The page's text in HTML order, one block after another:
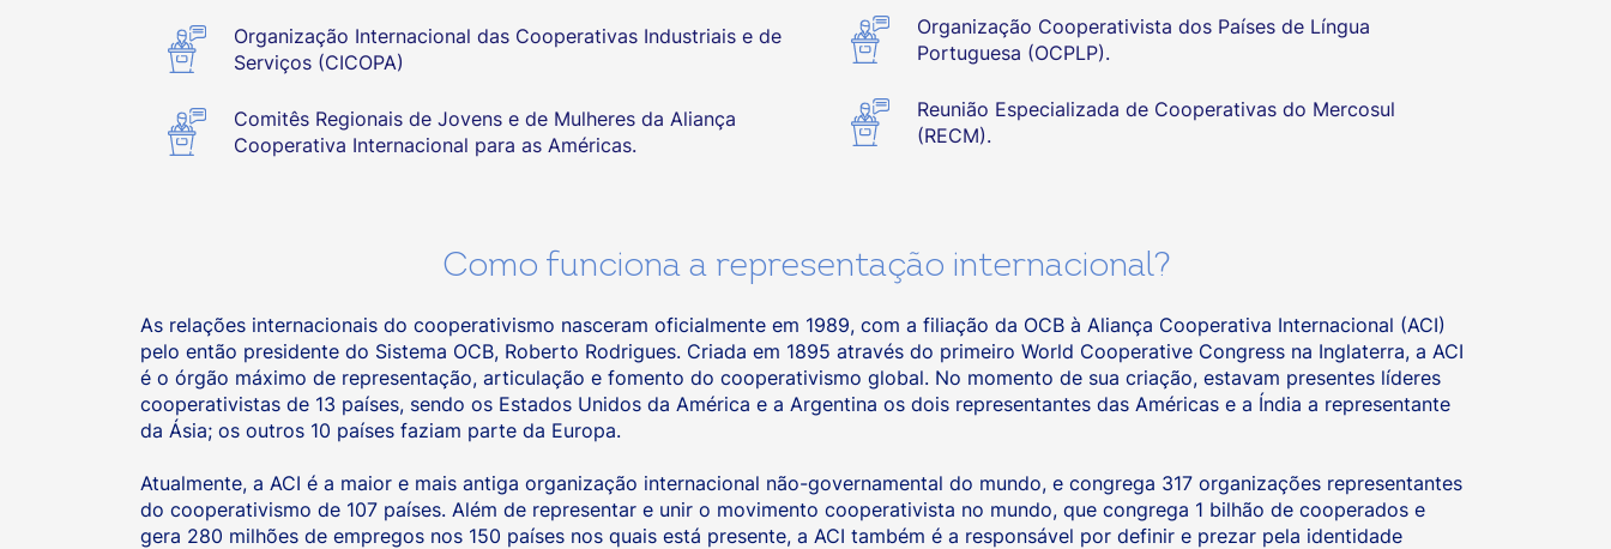
Organização Internacional das Cooperativas Industriais e de
Serviços (CICOPA)
Comitês Regionais de Jovens e de Mulheres da Aliança
Cooperativa Internacional para as Américas.
Organização Cooperativista dos Países de Língua
Portuguesa (OCPLP).
Reunião Especializada de Cooperativas do Mercosul
(RECM).
Como funciona a representação internacional?
As relações internacionais do cooperativismo nasceram oficialmente em 1989, com a filiação da OCB à Aliança Cooperativa Internacional (ACI)
pelo então presidente do Sistema OCB, Roberto Rodrigues. Criada em 1895 através do primeiro World Cooperative Congress na Inglaterra, a ACI
é o órgão máximo de representação, articulação e fomento do cooperativismo global. No momento de sua criação, estavam presentes líderes
cooperativistas de 13 países, sendo os Estados Unidos da América e a Argentina os dois representantes das Américas e a Índia a representante
da Ásia; os outros 10 países faziam parte da Europa.
Atualmente, a ACI é a maior e mais antiga organização internacional não-governamental do mundo, e congrega 317 organizações representantes
do cooperativismo de 107 países. Além de representar e unir o movimento cooperativista no mundo, que congrega 1 bilhão de cooperados e
gera 280 milhões de empregos nos 150 países nos quais está presente, a ACI também é a responsável por definir e prezar pela identidade